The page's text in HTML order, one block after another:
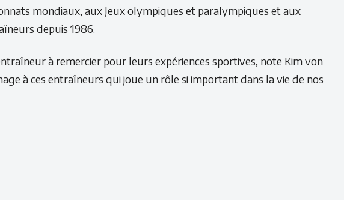
mondiaux, aux Jeux olympiques et paralympiques et aux
depuis 1986.
à remercier pour leurs expériences sportives, note Kim von
à ces entraîneurs qui joue un rôle si important dans la vie de nos